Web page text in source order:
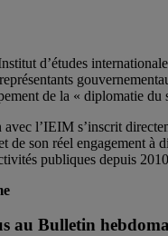
d’études
de la « diplomatie
l’IEIM s’inscrit
de son réel engagement
publiques depuis
au Bulletin